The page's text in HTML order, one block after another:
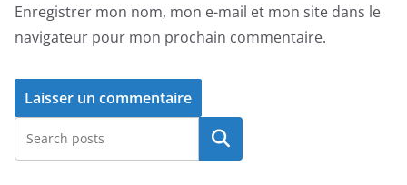
Enregistrer mon nom, mon e-mail et mon site dans le
navigateur pour mon prochain commentaire.
Rechercher